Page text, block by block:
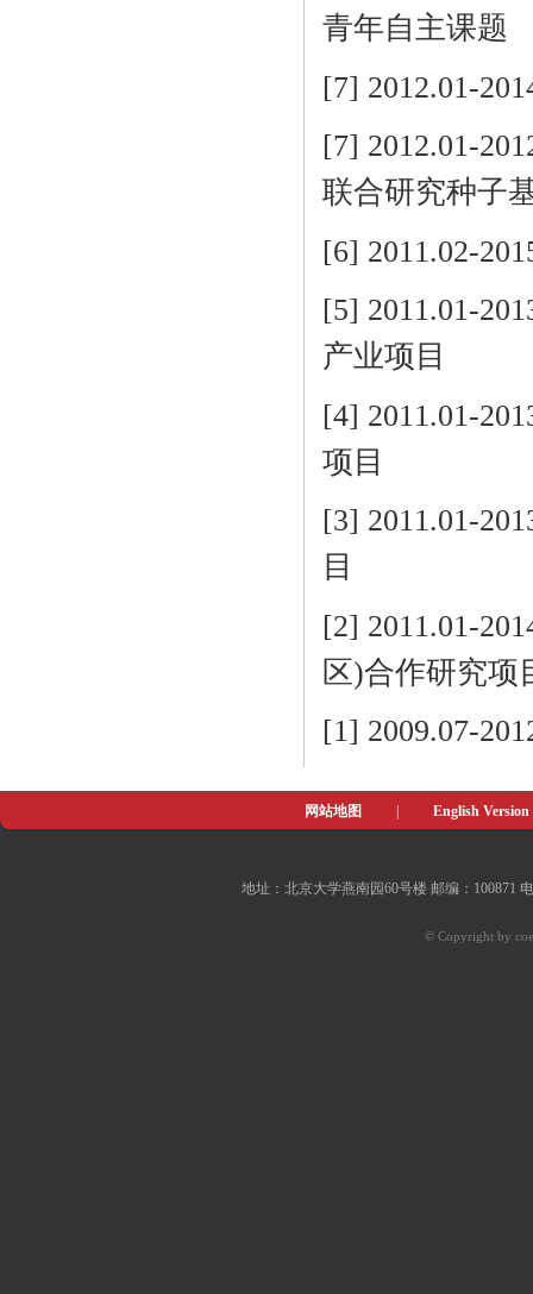
青年自主课题
[7] 2012.01-
[7] 2012.01-
联合研究种子
[6] 2011.02-
[5] 2011.01-
产业项目
[4] 2011.01-
项目
[3] 2011.01-
目
[2] 2011.01-
区)合作研究项
[1] 2009.07-
网站地图 | English Version
地址：北京大学燕南园60号楼 邮编：100871
© Copyright by